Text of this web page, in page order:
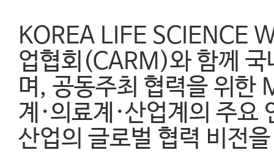
KOREA LIFE SCIENCE
업협회(CARM)와 함께 국
며, 공동주최 협력을 위한
계·의료계·산업계의 주요
산업의 글로벌 협력 비전